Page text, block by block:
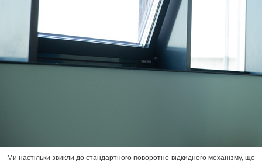
Ми настільки звикли до стандартного поворотно-відкидного механізму, що